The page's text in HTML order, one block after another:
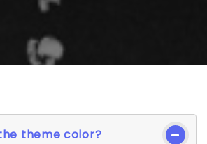
theme color?